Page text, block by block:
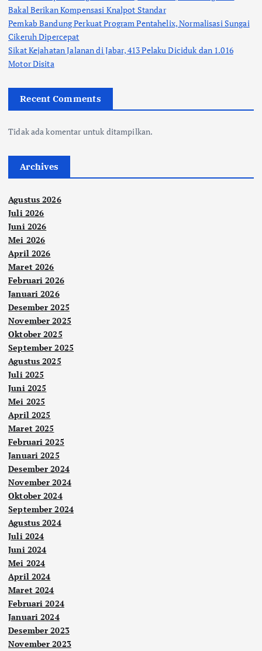
Bakal Berikan Kompensasi Knalpot Standar
Pemkab Bandung Perkuat Program Pentahelix, Normalisasi Sungai
Cikeruh Dipercepat
Sikat Kejahatan Jalanan di Jabar, 413 Pelaku Diciduk dan 1.016
Motor Disita
Recent Comments
Tidak ada komentar untuk ditampilkan.
Archives
Agustus 2026
Juli 2026
Juni 2026
Mei 2026
April 2026
Maret 2026
Februari 2026
Januari 2026
Desember 2025
November 2025
Oktober 2025
September 2025
Agustus 2025
Juli 2025
Juni 2025
Mei 2025
April 2025
Maret 2025
Februari 2025
Januari 2025
Desember 2024
November 2024
Oktober 2024
September 2024
Agustus 2024
Juli 2024
Juni 2024
Mei 2024
April 2024
Maret 2024
Februari 2024
Januari 2024
Desember 2023
November 2023